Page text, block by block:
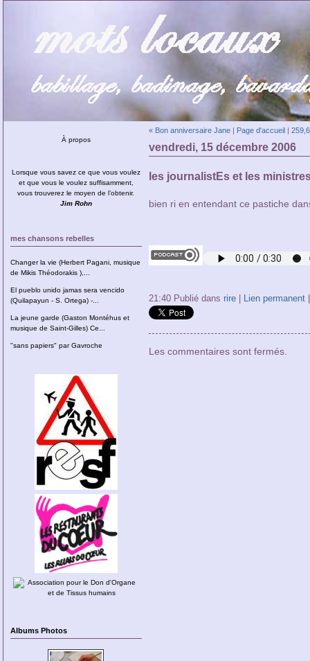
À propos
Lorsque vous savez ce que vous voulez
et que vous le voulez suffisamment,
vous trouverez le moyen de l’obtenir.
Jim Rohn
mes chansons rebelles
Changer la vie (Herbert Pagani, musique
de Mikis Théodorakis ),...
El pueblo unido jamas sera vencido
(Quilapayun - S. Ortega) -...
La jeune garde (Gaston Montéhus et
musique de Saint-Gilles) Ce...
"sans papiers" par Gavroche
Albums Photos
« Bon anniversaire Jane| Page d'accueil|
vendredi, 15 décembre 2006
les journalistEs et les
bien ri en entendant ce pastiche
21:40 Publié dans rire| Lien permanent
Les commentaires sont fermés.